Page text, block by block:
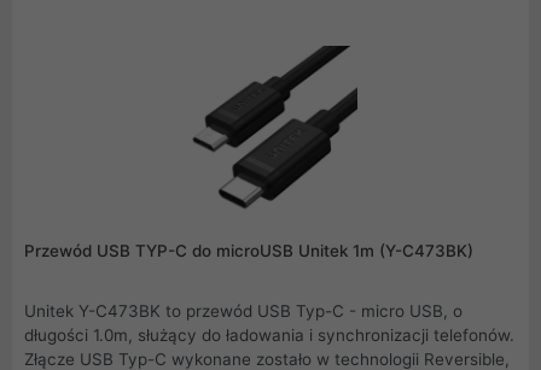
Przewód USB TYP-C do microUSB Unitek 1m (Y-C473BK)
Unitek Y-C473BK to przewód USB Typ-C - micro USB, o
długości 1.0m, służący do ładowania i synchronizacji telefonów.
Złącze USB Typ-C wykonane zostało w technologii Reversible,